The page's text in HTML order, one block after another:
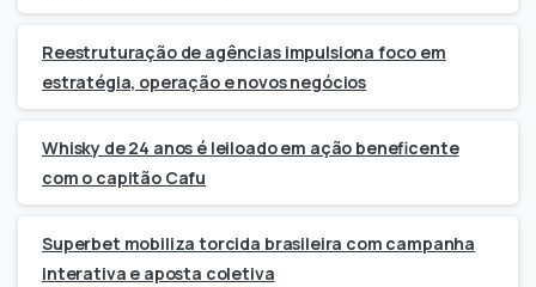
Reestruturação de agências impulsiona foco em
estratégia, operação e novos negócios
Whisky de 24 anos é leiloado em ação beneficente
com o capitão Cafu
Superbet mobiliza torcida brasileira com campanha
interativa e aposta coletiva